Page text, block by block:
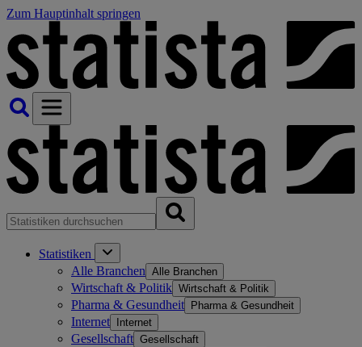
Zum Hauptinhalt springen
Statistiken
Alle Branchen Alle Branchen
Wirtschaft & Politik Wirtschaft & Politik
Pharma & Gesundheit Pharma & Gesundheit
Internet Internet
Gesellschaft Gesellschaft